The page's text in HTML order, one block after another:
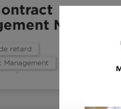
Mars 2023
retard
Management
du contract management